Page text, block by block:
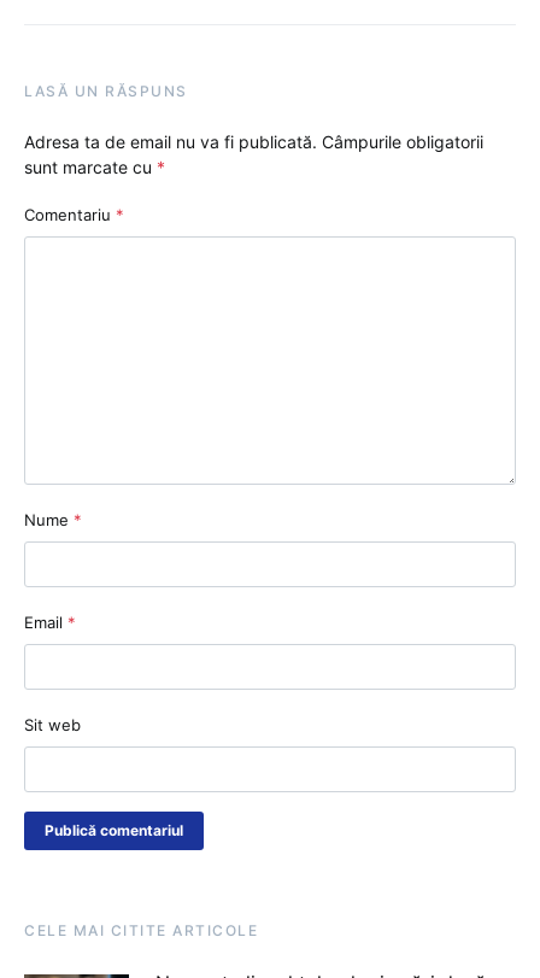
LASĂ UN RĂSPUNS
Adresa ta de email nu va fi publicată. Câmpurile obligatorii
sunt marcate cu *
Comentariu *
Nume *
Email *
Sit web
CELE MAI CITITE ARTICOLE